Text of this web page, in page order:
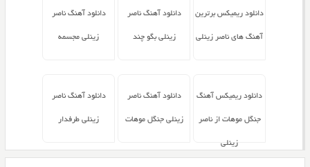
دانلود ریمیکس برترین
آهنگ های ناصر زینلی
دانلود آهنگ ناصر
زینلی بگو چند
دانلود آهنگ ناصر
زینلی مجسمه
دانلود ریمیکس آهنگ
جنگل موهات از ناصر
زینلی
دانلود آهنگ ناصر
زینلی جنگل موهات
دانلود آهنگ ناصر
زینلی طرفدار